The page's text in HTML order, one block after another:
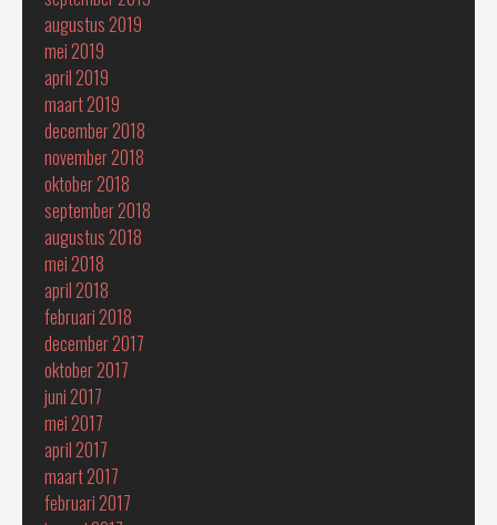
augustus 2019
mei 2019
april 2019
maart 2019
december 2018
november 2018
oktober 2018
september 2018
augustus 2018
mei 2018
april 2018
februari 2018
december 2017
oktober 2017
juni 2017
mei 2017
april 2017
maart 2017
februari 2017